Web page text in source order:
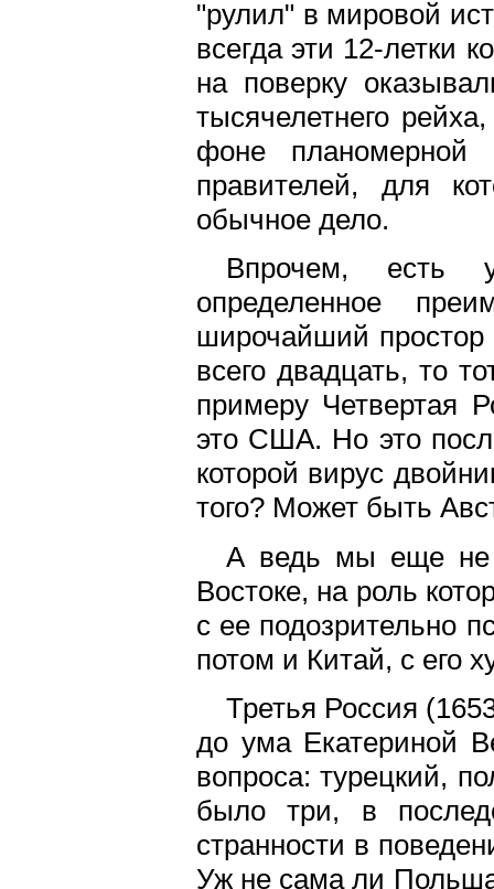
"рулил" в мировой
всегда эти 12-летки
на поверку
тысячелетнего
фоне планомерной
правителей, для
обычное дело.
Впрочем, есть
определенное
широчайший простор
всего двадцать, то
примеру Четвертая
это США. Но это
которой вирус
того? Может быть
А ведь мы еще не
Востоке, на роль
с ее подозрительно
потом и Китай, с его
Третья Россия
до ума Екатериной
вопроса: турецкий,
было три, в
странности в
Уж не сама ли